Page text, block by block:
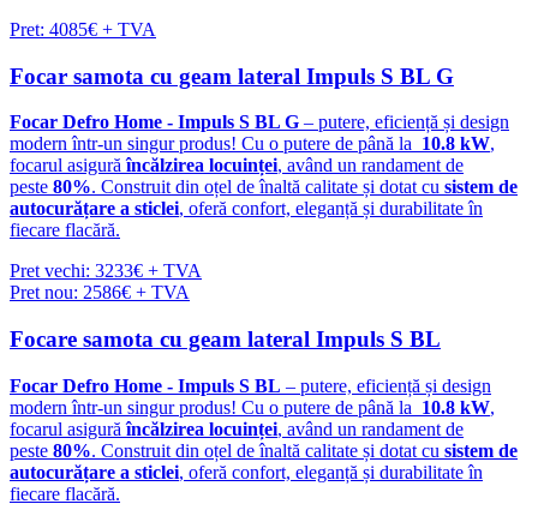
Pret: 4085€ + TVA
Focar samota cu geam lateral Impuls S BL G
Focar Defro Home - Impuls S BL G – putere, eficiență și design
modern într-un singur produs! Cu o putere de până la 10.8 kW,
focarul asigurăîncălzirea locuinței, având un randament de
peste 80%. Construit din oțel de înaltă calitate și dotat cu sistem de
autocurățare a sticlei, oferă confort, eleganță și durabilitate în
fiecare flacără.
Pret vechi: 3233€ + TVA
Pret nou: 2586€ + TVA
Focare samota cu geam lateral Impuls S BL
Focar Defro Home - Impuls S BL – putere, eficiență și design
modern într-un singur produs! Cu o putere de până la 10.8 kW,
focarul asigurăîncălzirea locuinței, având un randament de
peste 80%. Construit din oțel de înaltă calitate și dotat cu sistem de
autocurățare a sticlei, oferă confort, eleganță și durabilitate în
fiecare flacără.